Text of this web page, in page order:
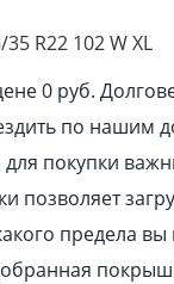
R22 102 W XL
0 руб.
по
покупки
позволяет
предела